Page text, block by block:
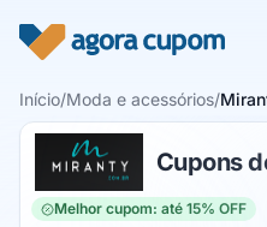
Início/Moda e acessórios/
Cupons
Melhor cupom: até 15% OFF